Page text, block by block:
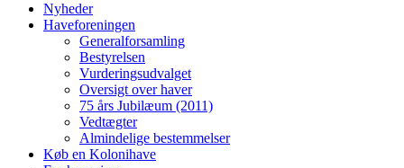
Nyheder
Haveforeningen
Generalforsamling
Bestyrelsen
Vurderingsudvalget
Oversigt over haver
75 års Jubilæum (2011)
Vedtægter
Almindelige bestemmelser
Køb en Kolonihave